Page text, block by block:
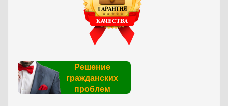
Решение
гражданских
проблем